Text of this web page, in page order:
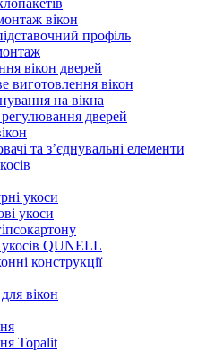
вікон
профіль
вікон дверей
виготовлення вікон
на вікна
дверей
та з’єднувальні елементи
укоси
укоси
QUNELL
конструкції
вікон
Topalit